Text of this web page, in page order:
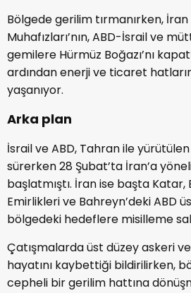
Bölgede gerilim tırmanırken,
Muhafızları’nın, ABD-İsrail ve
gemilere Hürmüz Boğazı’nı
ardından enerji ve ticaret
yaşanıyor.
Arka plan
İsrail ve ABD, Tahran ile
sürerken 28 Şubat’ta İran’a
başlatmıştı. İran ise başta Katar,
Emirlikleri ve Bahreyn’deki ABD
bölgedeki hedeflere misilleme
Çatışmalarda üst düzey askeri
hayatını kaybettiği bildirilirken,
cepheli bir gerilim hattına